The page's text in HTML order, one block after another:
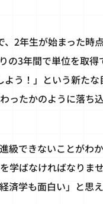
2年生が始まった時
の3年間で単位を取
よう！」という新た
ったかのように落ち
級できないことがわ
学ばなければなり
済学も面白い」と思